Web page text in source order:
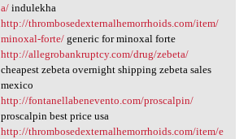
a/indulekha
http://thrombosedexternalhemorrhoids.com/item/
minoxal-forte/generic for minoxal forte
http://allegrobankruptcy.com/drug/zebeta/
cheapest zebeta overnight shipping zebeta sales
mexico
http://fontanellabenevento.com/proscalpin/
proscalpin best price usa
http://thrombosedexternalhemorrhoids.com/item/e